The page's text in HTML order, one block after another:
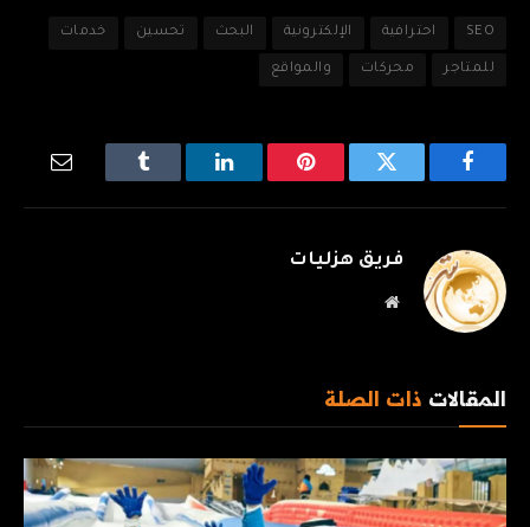
SEO احترافية الإلكترونية البحث تحسين خدمات
للمتاجر محركات والمواقع
فيسبوك تويتر بينتيريستلينكدإن Tumblr
البريد
فريق هزليات
موقع
المقالات ذات الصلة